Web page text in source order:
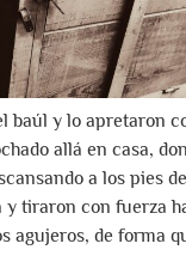
baúl y lo apretaron
allá en casa,
a los pies
tiraron con fuerza
agujeros, de forma